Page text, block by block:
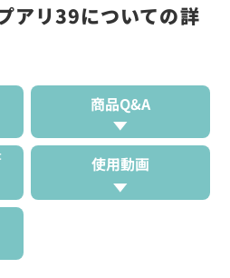
アリ39についての詳
商品Q&A
使用動画